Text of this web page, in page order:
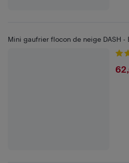
Mini gaufrier flocon de neige DASH -